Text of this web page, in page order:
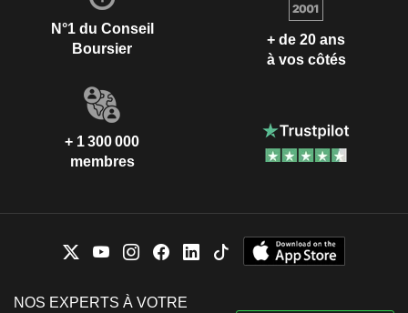
N°1 du Conseil
Boursier
+ de 20 ans
à vos côtés
+ 1 300 000
membres
NOS EXPERTS À VOTRE